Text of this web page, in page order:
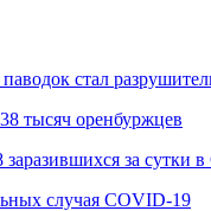
стал
тысяч оренбуржцев
за сутки
случая COVID-19